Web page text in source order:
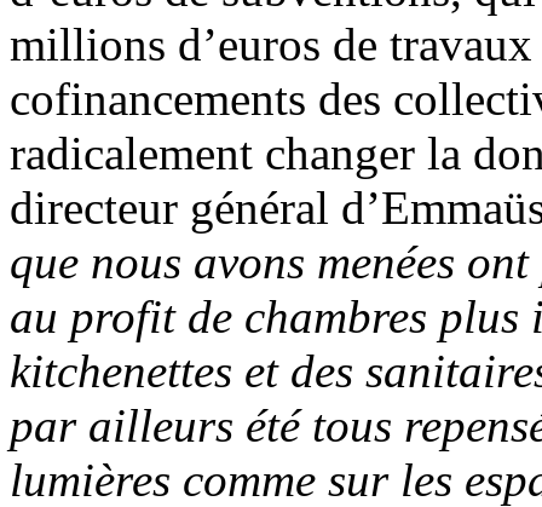
millions d’euros de
cofinancements des
radicalement changer la
directeur général
que nous avons menées
au profit de chambres plus
kitchenettes et des
par ailleurs été tous
lumières comme sur les